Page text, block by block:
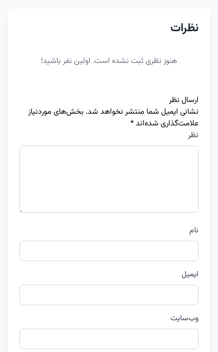
نظرات
هنوز نظری ثبت نشده است. اولین نفر باشید!
ارسال نظر
نشانی ایمیل شما منتشر نخواهد شد. بخش‌های موردنیاز
علامت‌گذاری شده‌اند*
نظر
نام
ایمیل
وب‌سایت